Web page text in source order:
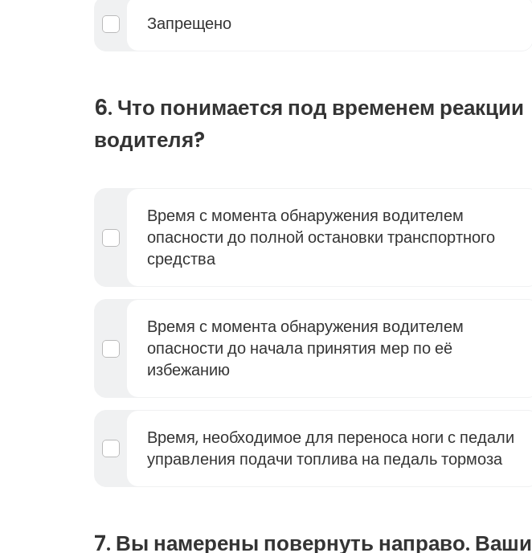
Запрещено
6. Что понимается под временем реакции
водителя?
Время с момента обнаружения водителем
опасности до полной остановки транспортного
средства
Время с момента обнаружения водителем
опасности до начала принятия мер по её
избежанию
Время, необходимое для переноса ноги с педали
управления подачи топлива на педаль тормоза
7. Вы намерены повернуть направо. Ваши